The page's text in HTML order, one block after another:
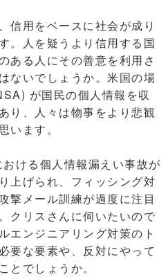
信用をベースに社会が成り
。人を疑うより信用する国
ある人にその善意を利用さ
ないでしょうか。米国の場
が国民の個人情報を収
り、人々は物事をより悲観
います。
ける個人情報漏えい事故が
上げられ、フィッシング対
撃メール訓練が過度に注目
クリスさんに伺いたいので
エンジニアリング対策のト
要な要素や、反対にやって
とでしょうか。